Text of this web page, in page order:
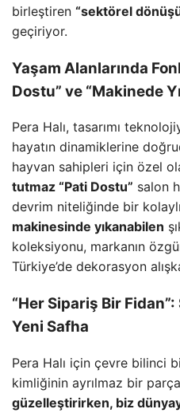
birleştiren “sektörel
geçiriyor.
Yaşam Alanlarında
Dostu” ve “Makinede
Pera Halı, tasarımı
hayatın dinamiklerine
hayvan sahipleri için özel
tutmaz “Pati Dostu” salon
devrim niteliğinde bir
makinesinde yıkanabilen
koleksiyonu, markanın
Türkiye’de dekorasyon
“Her Sipariş Bir
Yeni Safha
Pera Halı için çevre bilinci
kimliğinin ayrılmaz bir
güzelleştirirken, biz